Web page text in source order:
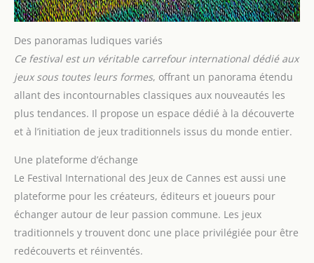
Des panoramas ludiques variés
Ce festival est un véritable carrefour international dédié aux
jeux sous toutes leurs formes, offrant un panorama étendu
allant des incontournables classiques aux nouveautés les
plus tendances. Il propose un espace dédié à la découverte
et à l’initiation de jeux traditionnels issus du monde entier.
Une plateforme d’échange
Le Festival International des Jeux de Cannes est aussi une
plateforme pour les créateurs, éditeurs et joueurs pour
échanger autour de leur passion commune. Les jeux
traditionnels y trouvent donc une place privilégiée pour être
redécouverts et réinventés.